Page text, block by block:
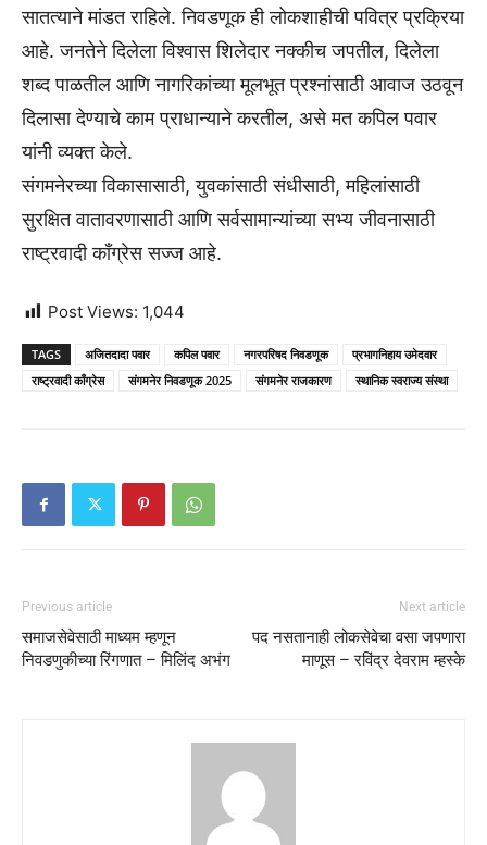
सातत्याने मांडत राहिले. निवडणूक ही लोकशाहीची पवित्र प्रक्रिया
आहे. जनतेने दिलेला विश्वास शिलेदार नक्कीच जपतील, दिलेला
शब्द पाळतील आणि नागरिकांच्या मूलभूत प्रश्नांसाठी आवाज उठवून
दिलासा देण्याचे काम प्राधान्याने करतील, असे मत कपिल पवार
यांनी व्यक्त केले.
संगमनेरच्या विकासासाठी, युवकांसाठी संधीसाठी, महिलांसाठी
सुरक्षित वातावरणासाठी आणि सर्वसामान्यांच्या सभ्य जीवनासाठी
राष्ट्रवादी काँग्रेस सज्ज आहे.
Post Views: 1,044
TAGS अजितदादा पवार कपिल पवार नगरपरिषद निवडणूक
प्रभागनिहाय उमेदवार
राष्ट्रवादी काँग्रेस
संगमनेर निवडणूक 2025 संगमनेर राजकारण स्थानिक स्वराज्य संस्था
Previous article
समाजसेवेसाठी माध्यम म्हणून
निवडणुकीच्या रिंगणात – मिलिंद अभंग
Next article
पद नसतानाही लोकसेवेचा वसा जपणारा
माणूस – रविंद्र देवराम म्हस्के